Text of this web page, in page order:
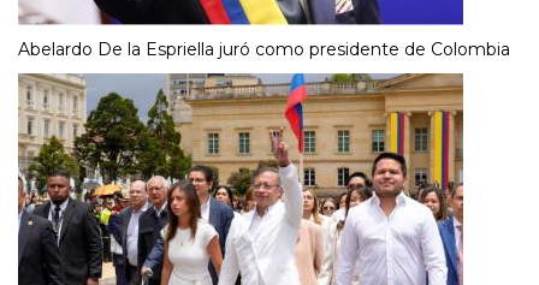
Abelardo De la Espriella juró como presidente de Colombia